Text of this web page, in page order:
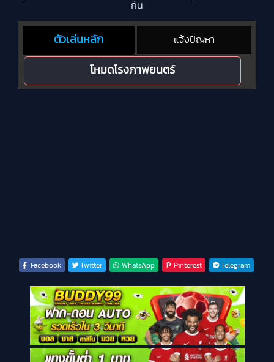
กัน
ตัวเล่นหลัก แจ้งปัญหา
โหมดโรงภาพยนตร์
Facebook Twitter WhatsApp Pinterest Telegram